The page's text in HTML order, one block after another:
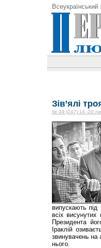
Всеукраїнський
Зів’ялі
№ 44 (247) 14 -20
випускають
всіх
Президента
Іраклій
звинувачень на
нього.